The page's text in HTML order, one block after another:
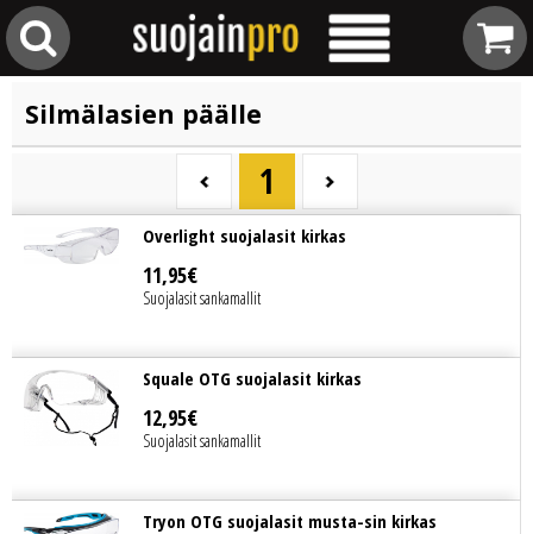
Silmälasien päälle
1
Overlight suojalasit kirkas
11,95€
Suojalasit sankamallit
Squale OTG suojalasit kirkas
12,95€
Suojalasit sankamallit
Tryon OTG suojalasit musta-sin kirkas